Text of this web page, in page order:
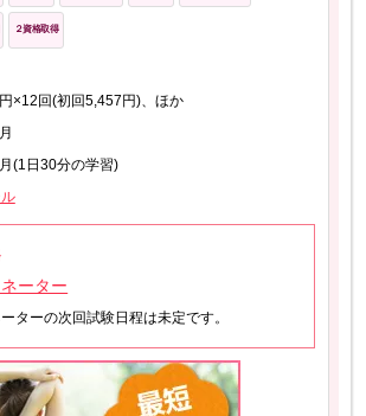
２資格取得
×12回(初回5,457円)、ほか
(1日30分の学習)
ーター
ターの次回試験日程は未定です。